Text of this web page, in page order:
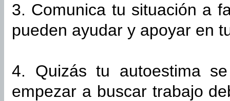
3. Comunica tu situación a
pueden ayudar y apoyar en
4. Quizás tu autoestima
empezar a buscar trabajo